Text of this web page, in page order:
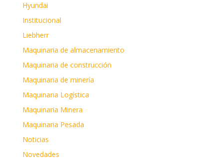
Hyundai
Institucional
Liebherr
Maquinaria de almacenamiento
Maquinaria de construcción
Maquinaria de minería
Maquinaria Logística
Maquinaria Minera
Maquinaria Pesada
Noticias
Novedades